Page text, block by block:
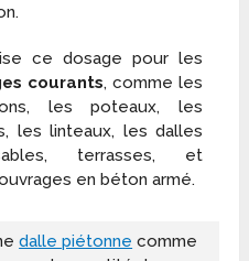
ce dosage pour les
courants, comme les
les poteaux, les
les linteaux, les dalles
terrasses, et
en béton armé.
dalle piétonne comme